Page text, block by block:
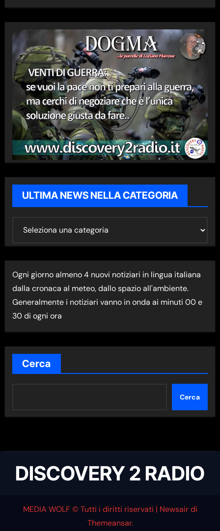
ULTIMA NEWS NELLA CATEGORIA
I
M
A
N
E
W
S
E
A
G
Ogni giorno almeno 4 nuovi notiziari in lingua italiana
dalla cronaca al meteo, dallo spazio all'ambiente.
Generalmente i notiziari vanno in onda ai minuti 00 e
30 di ogni ora
Cerca
Cerca
DISCOVERY 2 RADIO
MEDIA WOLF © Tutti i diritti riservati | Newsairdi
Themeansar.